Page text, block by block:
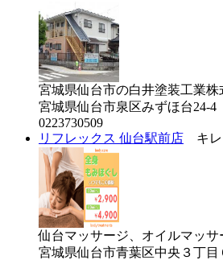
宮城県仙台市の白井塗装工業
宮城県仙台市泉区みずほ台24-4
0223730509
リフレックス 仙台駅前店 キレ
仙台マッサージ、オイルマッ
宮城県仙台市青葉区中央３丁目